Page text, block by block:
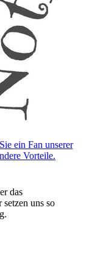
ein Fan unserer
Vorteile.
das
uns so